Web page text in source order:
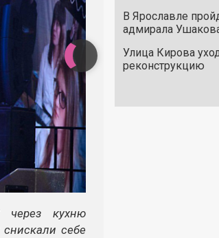
через кухню
себе
В Ярославле
адмирала
Улица Кирова
реконструкцию